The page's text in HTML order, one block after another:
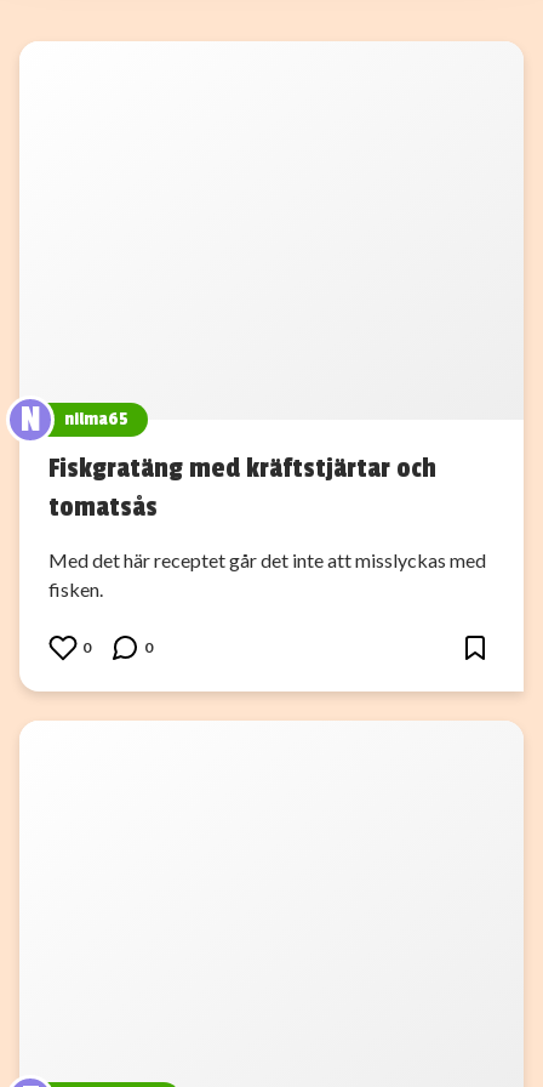
N nilma65
Fiskgratäng med kräftstjärtar och
tomatsås
Med det här receptet går det inte att misslyckas med
fisken.
0 0